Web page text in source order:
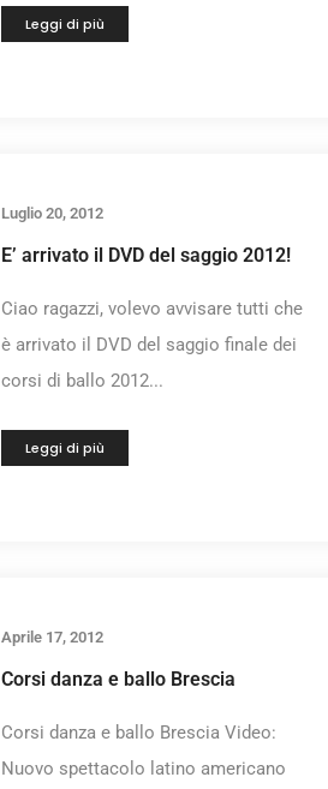
Leggi di più
Luglio 20, 2012
E’ arrivato il DVD del saggio 2012!
Ciao ragazzi, volevo avvisare tutti che
è arrivato il DVD del saggio finale dei
corsi di ballo 2012...
Leggi di più
Aprile 17, 2012
Corsi danza e ballo Brescia
Corsi danza e ballo Brescia Video:
Nuovo spettacolo latino americano